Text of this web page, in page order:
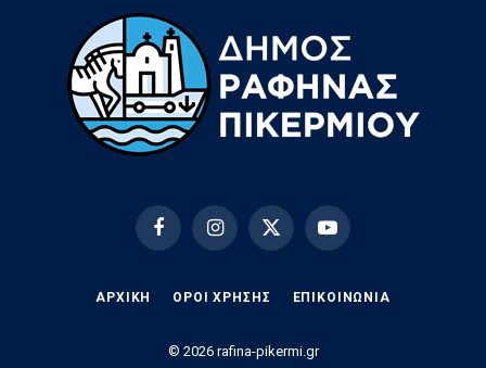
FacebookInstagramX
YouTube
ΑΡΧΙΚΗ ΟΡΟΙ ΧΡΗΣΗΣ EΠΙΚΟΙΝΩΝΊΑ
© 2026 rafina-pikermi.gr